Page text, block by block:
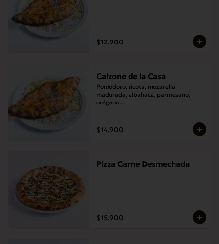
$12.900
Calzone de la Casa
Pomodoro, ricota, mozarella
madurada, albahaca, parmesano,
orégano
Champignones asados,
Berenjenas asadas.
$14.900
Pizza Carne Desmechada
$15.900